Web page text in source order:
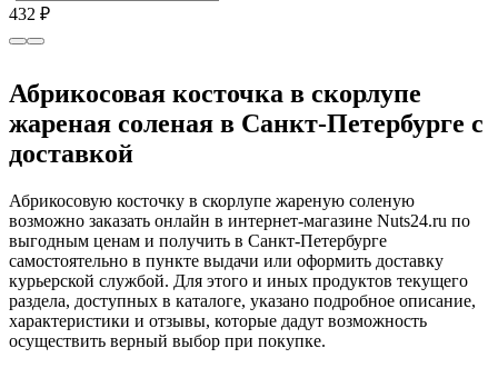
432 ₽
Абрикосовая косточка в скорлупе
жареная соленая в Санкт-Петербурге с
доставкой
Абрикосовую косточку в скорлупе жареную соленую
возможно заказать онлайн в интернет-магазине Nuts24.ru по
выгодным ценам и получить в Санкт-Петербурге
самостоятельно в пункте выдачи или оформить доставку
курьерской службой. Для этого и иных продуктов текущего
раздела, доступных в каталоге, указано подробное описание,
характеристики и отзывы, которые дадут возможность
осуществить верный выбор при покупке.